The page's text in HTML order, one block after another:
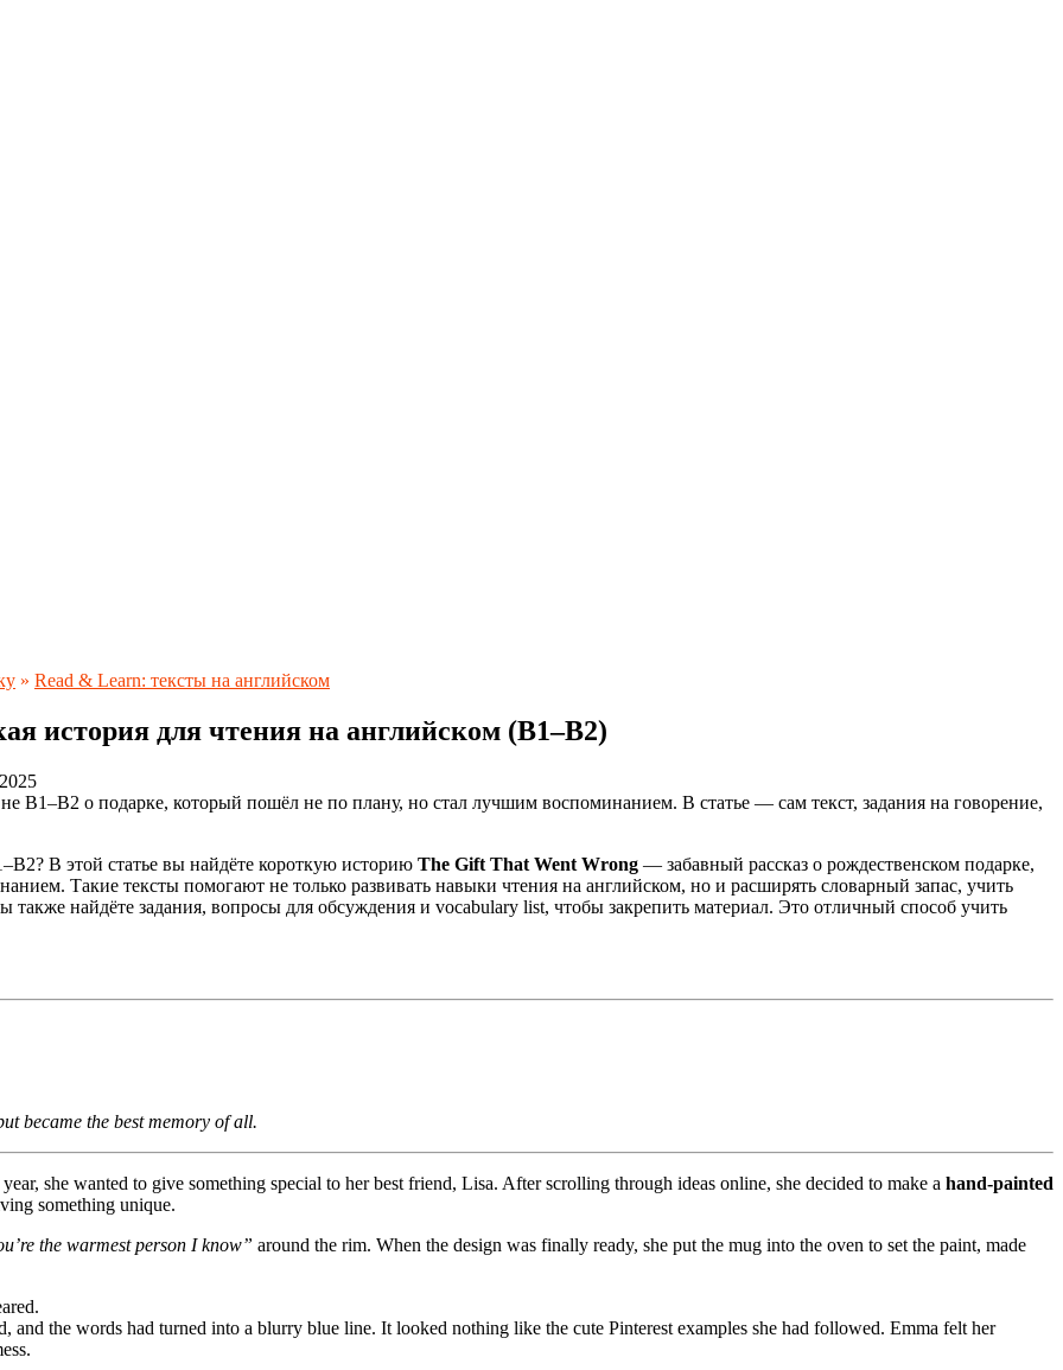
» Read & Learn: тексты на английском
история для чтения на английском (B1–B2)
B1–B2 о подарке, который пошёл не по плану, но стал лучшим воспоминанием. В статье — сам текст, задания на говорение,
В этой статье вы найдёте короткую историю The Gift That Went Wrong — забавный рассказ о рождественском подарке,
Такие тексты помогают не только развивать навыки чтения на английском, но и расширять словарный запас, учить
найдёте задания, вопросы для обсуждения и vocabulary list, чтобы закрепить материал. Это отличный способ учить
became the best memory of all.
she wanted to give something special to her best friend, Lisa. After scrolling through ideas online, she decided to make a hand-painted
something unique.
the warmest person I know” around the rim. When the design was finally ready, she put the mug into the oven to set the paint, made
and the words had turned into a blurry blue line. It looked nothing like the cute Pinterest examples she had followed. Emma felt her